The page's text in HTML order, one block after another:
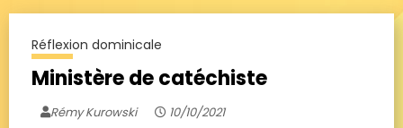
Réflexion dominicale
Ministère de catéchiste
Rémy Kurowski 10/10/2021